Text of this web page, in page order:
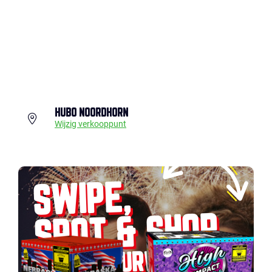
HUBO NOORDHORN
Wijzig verkooppunt
SWIPE,
SPOT & SHOP
JOUW VUURWERK